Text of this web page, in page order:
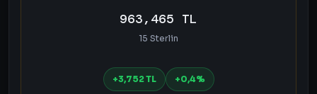
963,465 TL
15 Sterlin
+3,752 TL +0,4%